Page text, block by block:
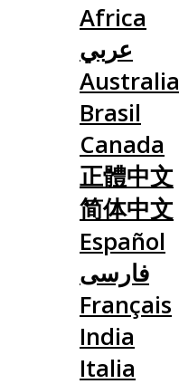
Africa
عربي
Australia
Brasil
Canada
正體中文
简体中文
Español
فارسی
Français
India
Italia